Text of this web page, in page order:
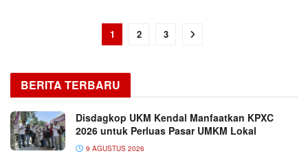
1 2 3
BERITA TERBARU
Disdagkop UKM Kendal Manfaatkan KPXC
2026 untuk Perluas Pasar UMKM Lokal
9 AGUSTUS 2026